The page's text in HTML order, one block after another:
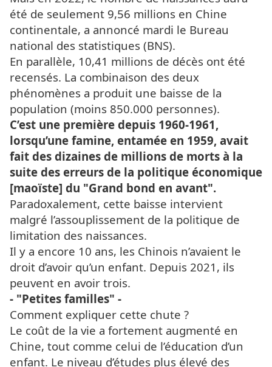
été de seulement 9,56 millions en Chine
continentale, a annoncé mardi le Bureau
national des statistiques (BNS).
En parallèle, 10,41 millions de décès ont été
recensés. La combinaison des deux
phénomènes a produit une baisse de la
population (moins 850.000 personnes).
C’est une première depuis 1960-1961,
lorsqu’une famine, entamée en 1959, avait
fait des dizaines de millions de morts à la
suite des erreurs de la politique économique
[maoïste] du "Grand bond en avant".
Paradoxalement, cette baisse intervient
malgré l’assouplissement de la politique de
limitation des naissances.
Il y a encore 10 ans, les Chinois n’avaient le
droit d’avoir qu’un enfant. Depuis 2021, ils
peuvent en avoir trois.
- "Petites familles" -
Comment expliquer cette chute ?
Le coût de la vie a fortement augmenté en
Chine, tout comme celui de l’éducation d’un
enfant. Le niveau d’études plus élevé des